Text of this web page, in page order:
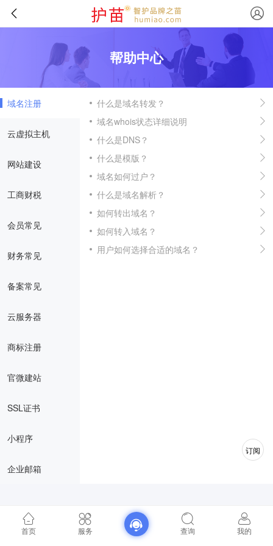
帮助中心
域名注册
云虚拟主机
网站建设
工商财税
会员常见
财务常见
备案常见
云服务器
商标注册
官微建站
SSL证书
小程序
企业邮箱
什么是域名转发？
域名whois状态详细说明
什么是DNS？
什么是模版？
域名如何过户？
什么是域名解析？
如何转出域名？
如何转入域名？
用户如何选择合适的域名？
首页 服务 查询 我的
订阅